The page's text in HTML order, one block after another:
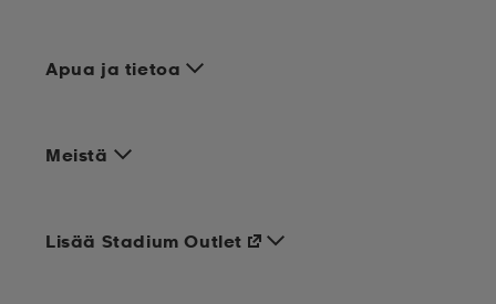
Apua ja tietoa
Meistä
Lisää Stadium Outlet